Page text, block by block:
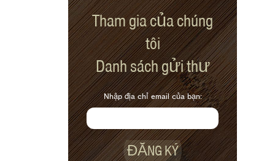
Tham gia của chúng
tôi
Danh sách gửi thư
Nhập địa chỉ email của bạn:
ĐĂNG KÝ